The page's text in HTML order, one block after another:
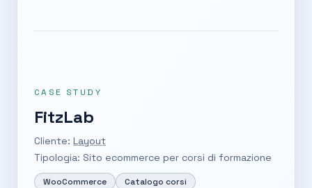
CASE STUDY
FitzLab
Cliente: Layout
Tipologia: Sito ecommerce per corsi di formazione
WooCommerce Catalogo corsi